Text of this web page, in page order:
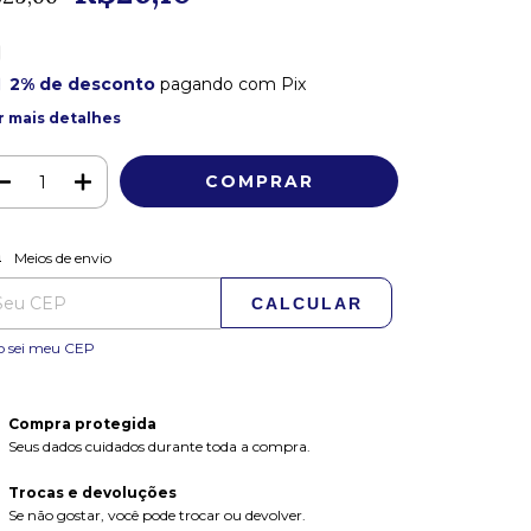
2% de descontopagando com Pix
mais detalhes
para o CEP:
Meios de envio
CALCULAR
sei meu CEP
Compra protegida
Seus dados cuidados durante toda a compra.
Trocas e devoluções
Se não gostar, você pode trocar ou devolver.